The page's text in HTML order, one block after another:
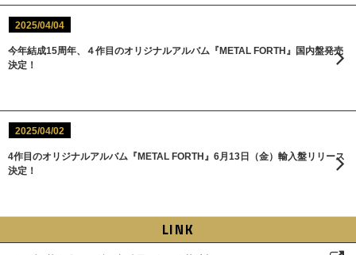
2025/04/04
今年結成15周年、４作目のオリジナルアルバム『METAL FORTH』国内盤発売
決定！
2025/04/02
4作目のオリジナルアルバム『METAL FORTH』6月13日（金）輸入盤リリース
決定！
LINK